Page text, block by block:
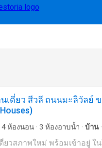
นเดี่ยว สีวลี ถนนมะลิวัลย์
4ห้องนอน · 3 ห้องอาบน้ำ · บ้าน ·
สวน ยิม ยาม · สระว่ายน้ำ
ยวสภาพใหม่ พร้อมเข้าอยู่ ใ